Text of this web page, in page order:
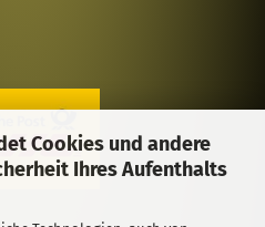
Cookies und andere
Ihres Aufenthalts